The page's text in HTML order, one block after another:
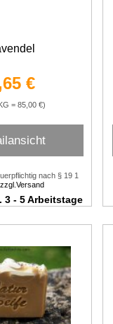
€
= 85,00 €)
nach § 19 1
zzgl.Versand
3 - 5 Arbeitstage